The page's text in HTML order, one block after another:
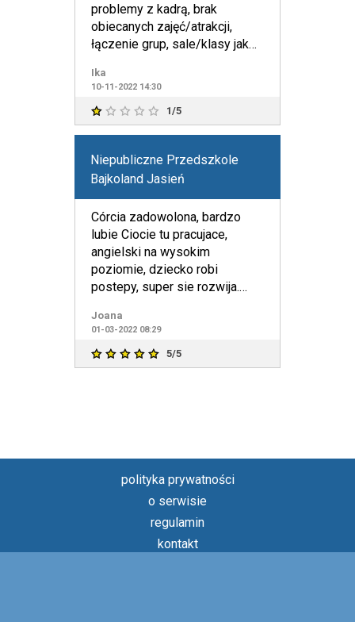
problemy z kadrą, brak
obiecanych zajęć/atrakcji,
łączenie grup, sale/klasy jak
Ika
10-11-2022 14:30
1/5
Niepubliczne Przedszkole
Bajkoland Jasień
Córcia zadowolona, bardzo
lubie Ciocie tu pracujace,
angielski na wysokim
poziomie, dziecko robi
postepy, super sie rozwija.
Joana
01-03-2022 08:29
5/5
polityka prywatności
o serwisie
regulamin
kontakt